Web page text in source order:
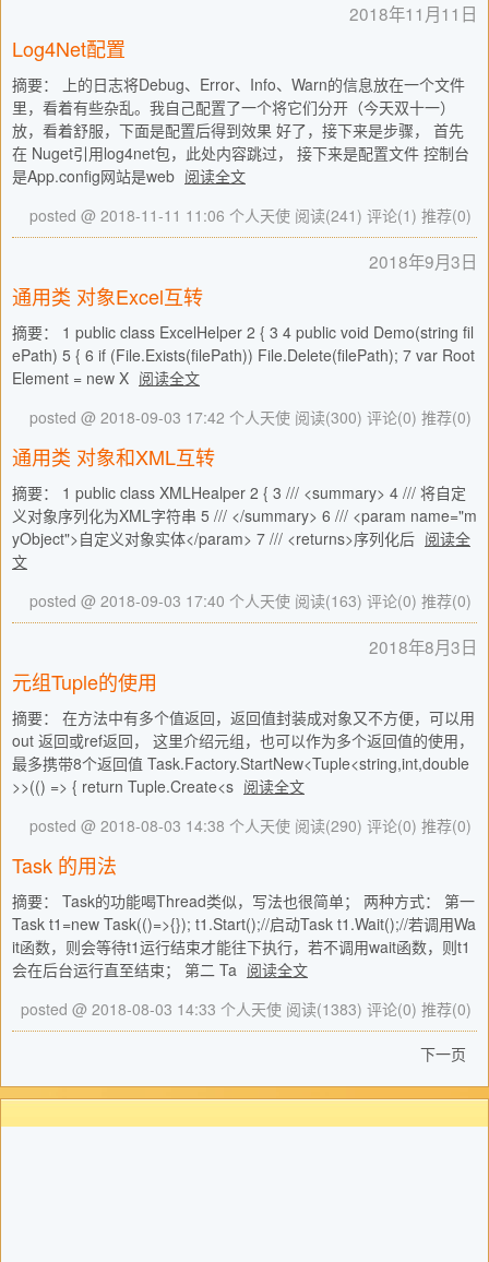
2018年11月11日
Log4Net配置
摘要： 上的日志将Debug、Error、Info、Warn的信息放在一个文件
里，看着有些杂乱。我自己配置了一个将它们分开（今天双十一）
放，看着舒服，下面是配置后得到效果 好了，接下来是步骤， 首先
在 Nuget引用log4net包，此处内容跳过， 接下来是配置文件 控制台
是App.config网站是web 阅读全文
posted @ 2018-11-11 11:06 个人天使 阅读(241) 评论(1) 推荐(0)
2018年9月3日
通用类 对象Excel互转
摘要： 1 public class ExcelHelper 2 { 3 4 public void Demo(string fil
ePath) 5 { 6 if (File.Exists(filePath)) File.Delete(filePath); 7 var Root
Element = new X 阅读全文
posted @ 2018-09-03 17:42 个人天使 阅读(300) 评论(0) 推荐(0)
通用类 对象和XML互转
摘要： 1 public class XMLHealper 2 { 3 /// <summary> 4 /// 将自定
义对象序列化为XML字符串 5 /// </summary> 6 /// <param name="m
yObject">自定义对象实体</param> 7 /// <returns>序列化后 阅读全
文
posted @ 2018-09-03 17:40 个人天使 阅读(163) 评论(0) 推荐(0)
2018年8月3日
元组Tuple的使用
摘要： 在方法中有多个值返回，返回值封装成对象又不方便，可以用
out 返回或ref返回， 这里介绍元组，也可以作为多个返回值的使用，
最多携带8个返回值 Task.Factory.StartNew<Tuple<string,int,double
>>(() => { return Tuple.Create<s 阅读全文
posted @ 2018-08-03 14:38 个人天使 阅读(290) 评论(0) 推荐(0)
Task 的用法
摘要： Task的功能喝Thread类似，写法也很简单； 两种方式： 第一
Task t1=new Task(()=>{}); t1.Start();//启动Task t1.Wait();//若调用Wa
it函数，则会等待t1运行结束才能往下执行，若不调用wait函数，则t1
会在后台运行直至结束； 第二 Ta 阅读全文
posted @ 2018-08-03 14:33 个人天使 阅读(1383) 评论(0) 推荐(0)
下一页